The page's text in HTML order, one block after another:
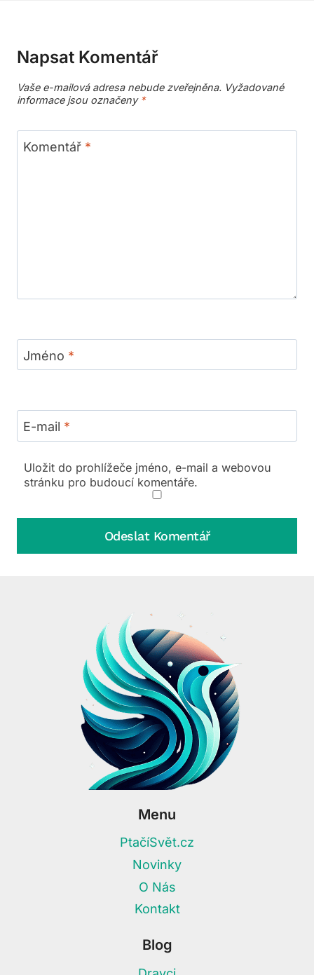
Napsat Komentář
Vaše e-mailová adresa nebude zveřejněna. Vyžadované
informace jsou označeny *
Komentář *
Jméno *
E-mail *
Uložit do prohlížeče jméno, e-mail a webovou
stránku pro budoucí komentáře.
Menu
PtačíSvět.cz
Novinky
O Nás
Kontakt
Blog